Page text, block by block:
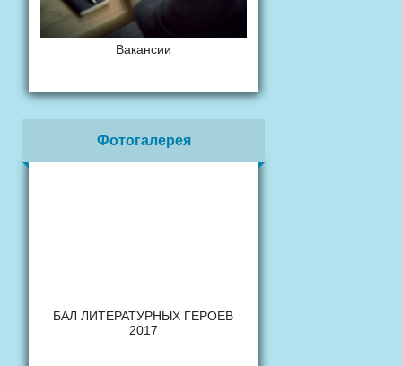
Вакансии
Фотогалерея
БАЛ ЛИТЕРАТУРНЫХ ГЕРОЕВ
2017